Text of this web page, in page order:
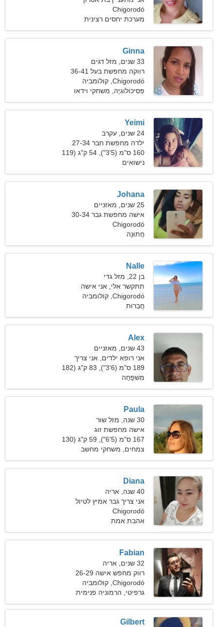
וסקייטבורד
Chigorodó
מערכת יחסים רצינית
Ginna
33 שנים, מזל דגים
רווקה מחפשת בעל 36-41
Chigorodó, קולומביה
פְּסִיכוֹלוֹגִיָה, משחקי וידאו
Yeimi
24 שנים, עקרב
ילדה מחפשת חבר 27-34
160 ס"מ (5'3"), 54 ק"ג (119
פאונד)
נישואים
Johana
25 שנים, מאזניים
אישה מחפשת גבר 30-34
Chigorodó
חֲתוּנָה
Nalle
בן 22, מזל גדי
תתקשר אלי, אני אישה
מקסימה
Chigorodó, קולומביה
חֲבֵרוּת
Alex
43 שנים, מאזניים
אני רופא ילדים, אני צריך
אישה מפתה
189 ס"מ (6'3"), 83 ק"ג (182
פאונד)
מִשׁפָּחָה
Paula
30 שנה, מזל שור
אישה מחפשת זוג
167 ס"מ (5'6"), 59 ק"ג (130
פאונד)
צמחים, משחקי מחשב
Diana
40 שנה, אריה
אני צריך גבר אמיץ לטיול
ביחד
Chigorodó
אהבת אמת
Fabian
32 שנים, אריה
רווק מחפש אישה 26-29
Chigorodó, קולומביה
גרפיטי, הרמוניה פנימית
Gilbert